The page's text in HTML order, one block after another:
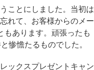
ことにしました。当初は
れて、お客様からのメー
もあります。頑張ったも
惨憺たるものでした。
ックスプレゼントキャン